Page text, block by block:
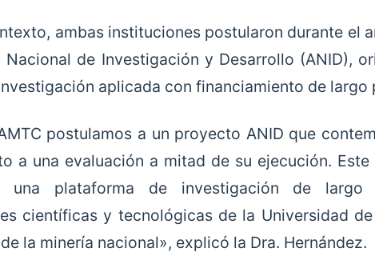
ambas instituciones postularon durante el
Nacional de Investigación y Desarrollo (ANID),
aplicada con financiamiento de largo
postulamos a un proyecto ANID que
a una evaluación a mitad de su ejecución.
una plataforma de investigación de largo
científicas y tecnológicas de la Universidad
la minería nacional», explicó la Dra. Hernández.